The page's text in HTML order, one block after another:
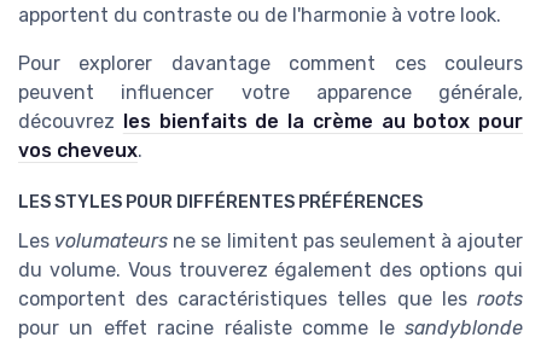
apportent du contraste ou de l'harmonie à votre look.
Pour explorer davantage comment ces couleurs
peuvent influencer votre apparence générale,
découvrez les bienfaits de la crème au botox pour
vos cheveux.
LES STYLES POUR DIFFÉRENTES PRÉFÉRENCES
Les volumateurs ne se limitent pas seulement à ajouter
du volume. Vous trouverez également des options qui
comportent des caractéristiques telles que les roots
pour un effet racine réaliste comme le sandyblonde